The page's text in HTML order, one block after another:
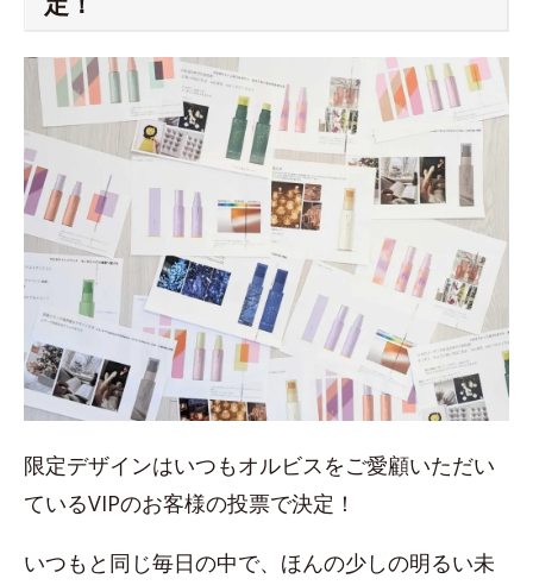
限定デザインはいつもオルビスをご愛顧いただい
ているVIPのお客様の投票で決定！
いつもと同じ毎日の中で、ほんの少しの明るい未